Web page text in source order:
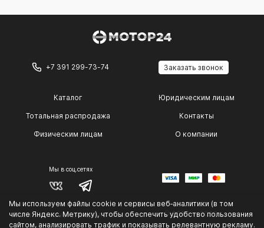
Мы используем файлы cookie и сервисы веб‑аналитики (в том
числе Яндекс. Метрику), чтобы обеспечить удобство пользования
сайтом, анализировать трафик и показывать релевантную рекламу.
+7 391 299-73-74 Заказать звонок
Каталог
Тотальная распродажа
Физическим лицам
Юридическим лицам
Контакты
О компании
Мы в соц.сетях
Политика конфиденциальности © 2014 — 2026 г.
.